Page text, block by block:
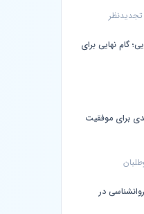
گام نهایی برای
برای موفقیت
در